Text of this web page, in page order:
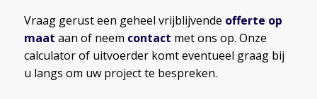
Vraag gerust een geheel vrijblijvende offerte op
maat aan of neem contact met ons op. Onze
calculator of uitvoerder komt eventueel graag bij
u langs om uw project te bespreken.